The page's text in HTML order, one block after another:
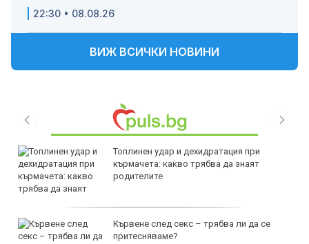
22:30 • 08.08.26
ВИЖ ВСИЧКИ НОВИНИ
Топлинен удар и дехидратация при
кърмачета: какво трябва да знаят
родителите
Кървене след секс – трябва ли да се
притесняваме?